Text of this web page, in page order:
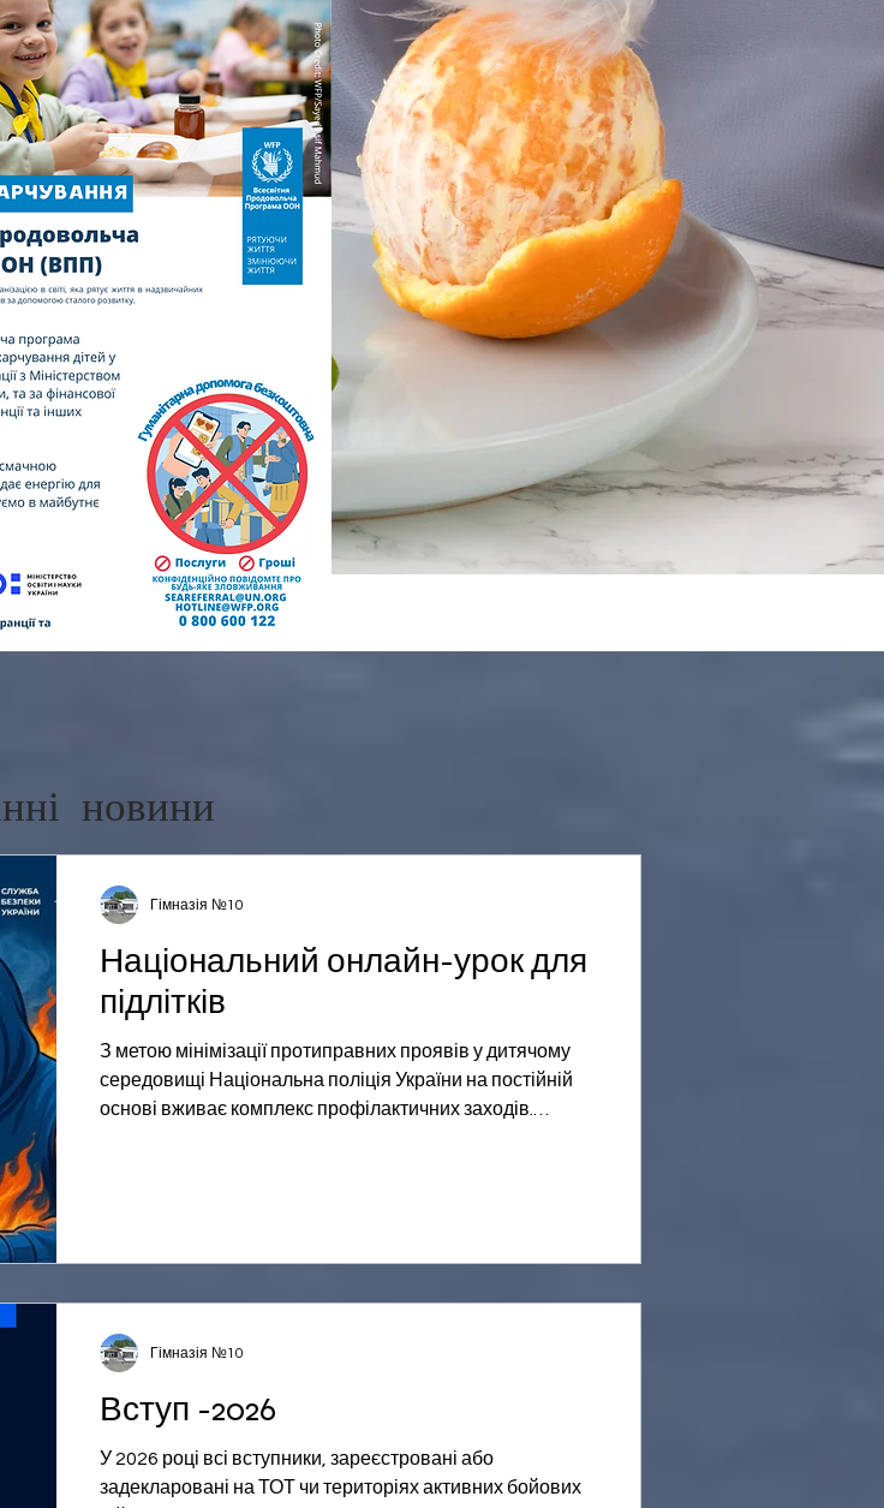
новини
Національний онлайн-урок для
підлітків
З метою мінімізації протиправних проявів у дитячому
середовищі Національна поліція України на постійній
основі вживає комплекс профілактичних заходів.
Гімназія №10
Вступ -2026
У 2026 році всі вступники, зареєстровані або
задекларовані на ТОТ чи територіях активних бойових
Гімназія №10